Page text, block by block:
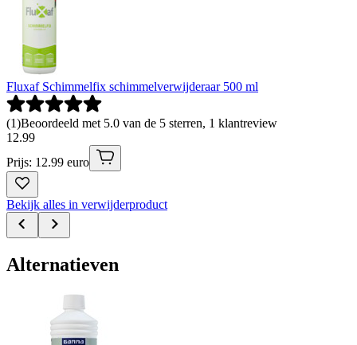
Fluxaf Schimmelfix schimmelverwijderaar 500 ml
(1)Beoordeeld met 5.0 van de 5 sterren, 1 klantreview
12.99
Prijs: 12.99 euro
Bekijk alles in verwijderproduct
Alternatieven